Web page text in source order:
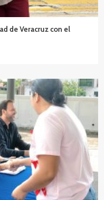
de Veracruz con el